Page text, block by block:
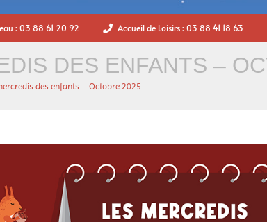
: 03 88 61 20 92 Accueil de Loisirs : 03 88 41 18 63
DES ENFANTS –
des enfants – Octobre 2025